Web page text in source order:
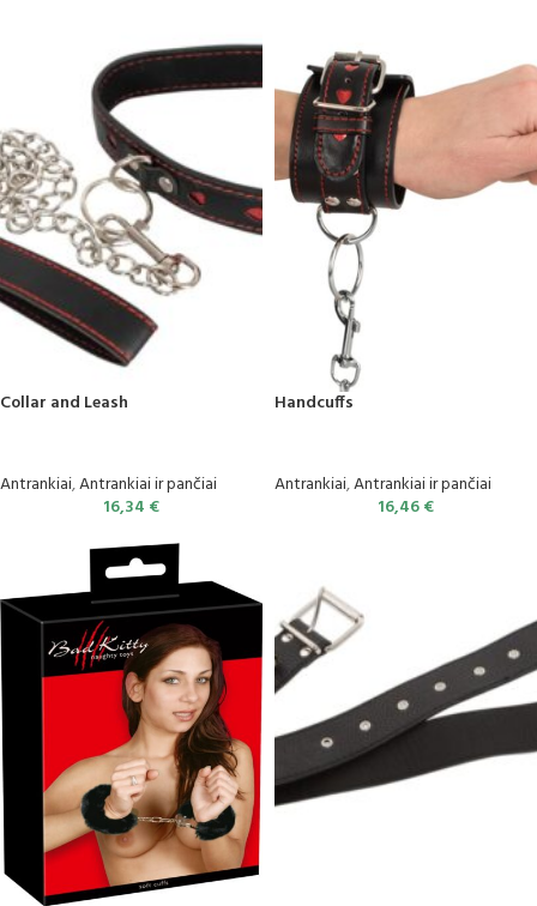
Collar and Leash
Antrankiai,Antrankiai ir pančiai
16,34 €
Handcuffs
Antrankiai,Antrankiai ir pančiai
16,46€